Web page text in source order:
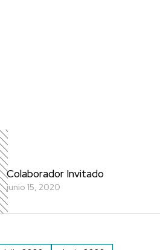
Colaborador Invitado
junio 15, 2020